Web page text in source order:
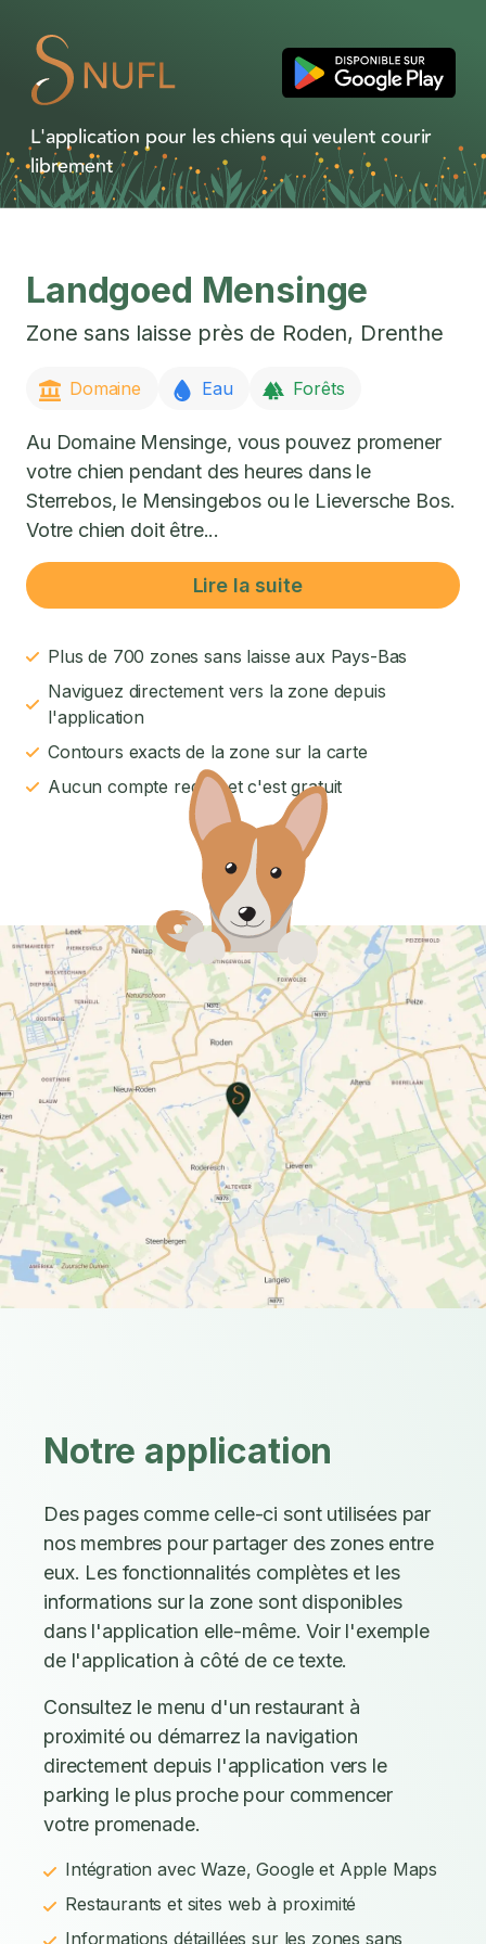
L'application pour les chiens qui veulent courir
librement
Landgoed Mensinge
Zone sans laisse près de Roden, Drenthe
Domaine Eau Forêts
Au Domaine Mensinge, vous pouvez promener
votre chien pendant des heures dans le
Sterrebos, le Mensingebos ou le Lieversche Bos.
Votre chien doit être...
Lire la suite
Plus de 700 zones sans laisse aux Pays-Bas
Naviguez directement vers la zone depuis
l'application
Contours exacts de la zone sur la carte
Aucun compte requis et c'est gratuit
Notre application
Des pages comme celle-ci sont utilisées par
nos membres pour partager des zones entre
eux. Les fonctionnalités complètes et les
informations sur la zone sont disponibles
dans l'application elle-même. Voir l'exemple
de l'application à côté de ce texte.
Consultez le menu d'un restaurant à
proximité ou démarrez la navigation
directement depuis l'application vers le
parking le plus proche pour commencer
votre promenade.
Intégration avec Waze, Google et Apple Maps
Restaurants et sites web à proximité
Informations détaillées sur les zones sans